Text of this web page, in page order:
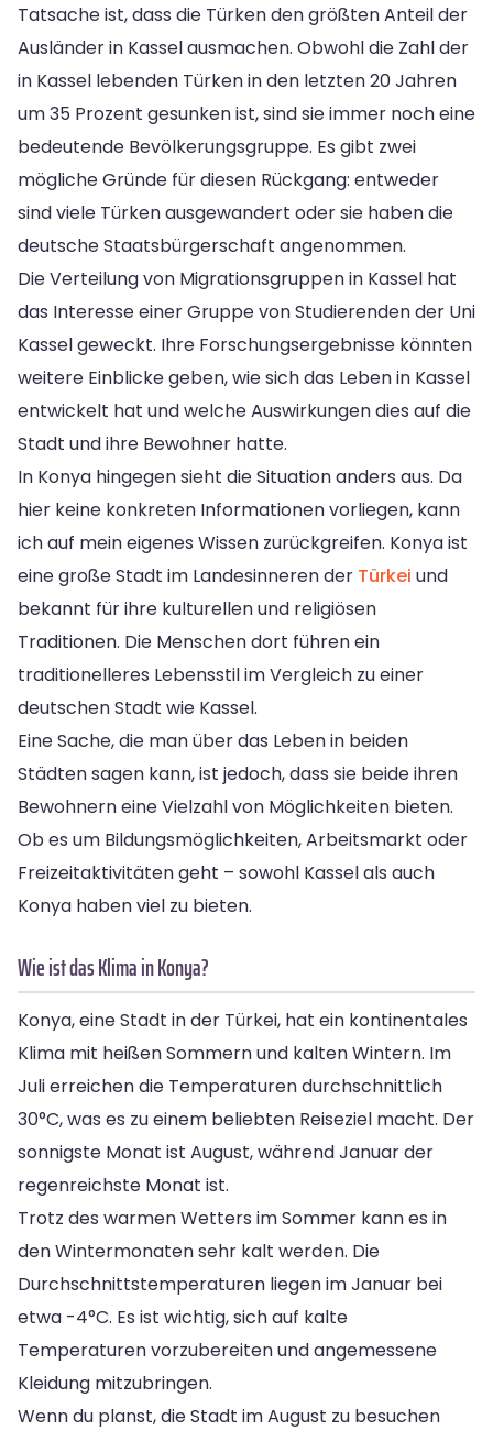
Tatsache ist, dass die Türken den größten Anteil der
Ausländer in Kassel ausmachen. Obwohl die Zahl der
in Kassel lebenden Türken in den letzten 20 Jahren
um 35 Prozent gesunken ist, sind sie immer noch eine
bedeutende Bevölkerungsgruppe. Es gibt zwei
mögliche Gründe für diesen Rückgang: entweder
sind viele Türken ausgewandert oder sie haben die
deutsche Staatsbürgerschaft angenommen.
Die Verteilung von Migrationsgruppen in Kassel hat
das Interesse einer Gruppe von Studierenden der Uni
Kassel geweckt. Ihre Forschungsergebnisse könnten
weitere Einblicke geben, wie sich das Leben in Kassel
entwickelt hat und welche Auswirkungen dies auf die
Stadt und ihre Bewohner hatte.
In Konya hingegen sieht die Situation anders aus. Da
hier keine konkreten Informationen vorliegen, kann
ich auf mein eigenes Wissen zurückgreifen. Konya ist
eine große Stadt im Landesinneren der Türkei und
bekannt für ihre kulturellen und religiösen
Traditionen. Die Menschen dort führen ein
traditionelleres Lebensstil im Vergleich zu einer
deutschen Stadt wie Kassel.
Eine Sache, die man über das Leben in beiden
Städten sagen kann, ist jedoch, dass sie beide ihren
Bewohnern eine Vielzahl von Möglichkeiten bieten.
Ob es um Bildungsmöglichkeiten, Arbeitsmarkt oder
Freizeitaktivitäten geht – sowohl Kassel als auch
Konya haben viel zu bieten.
Wie ist das Klima in Konya?
Konya, eine Stadt in der Türkei, hat ein kontinentales
Klima mit heißen Sommern und kalten Wintern. Im
Juli erreichen die Temperaturen durchschnittlich
30°C, was es zu einem beliebten Reiseziel macht. Der
sonnigste Monat ist August, während Januar der
regenreichste Monat ist.
Trotz des warmen Wetters im Sommer kann es in
den Wintermonaten sehr kalt werden. Die
Durchschnittstemperaturen liegen im Januar bei
etwa -4°C. Es ist wichtig, sich auf kalte
Temperaturen vorzubereiten und angemessene
Kleidung mitzubringen.
Wenn du planst, die Stadt im August zu besuchen